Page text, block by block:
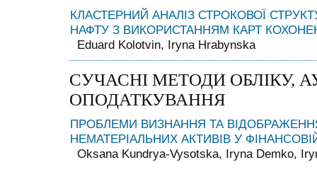
КЛАСТЕРНИЙ АНАЛІЗ СТРОКОВОЇ
НАФТУ З ВИКОРИСТАННЯМ КАРТ
Eduard Kolotvin, Iryna Hrabynska
СУЧАСНІ МЕТОДИ ОБЛІКУ,
ОПОДАТКУВАННЯ
ПРОБЛЕМИ ВИЗНАННЯ ТА
НЕМАТЕРІАЛЬНИХ АКТИВІВ У
Oksana Kundrya-Vysotska, Iryna Demko,